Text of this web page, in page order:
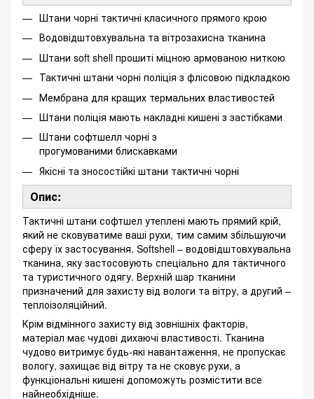
Штани чорні тактичні класичного прямого крою
Водовідштовхувальна та вітрозахисна тканина
Штани soft shell прошиті міцною армованою ниткою
Тактичні штани чорні поліція з флісовою підкладкою
Мембрана для кращих термальних властивостей
Штани поліція мають накладні кишені з застібками
Штани софтшелл чорні з
прогумованими блискавками
Якісні та зносостійкі штани тактичні чорні
Опис:
Тактичні штани софтшел утеплені мають прямий крій,
який не сковуватиме ваші рухи, тим самим збільшуючи
сферу їх застосування. Softshell – водовідштовхувальна
тканина, яку застосовують спеціально для тактичного
та туристичного одягу. Верхній шар тканини
призначений для захисту від вологи та вітру, а другий –
теплоізоляційний.
Крім відмінного захисту від зовнішніх факторів,
матеріал має чудові дихаючі властивості. Тканина
чудово витримує будь-які навантаження, не пропускає
вологу, захищає від вітру та не сковує рухи, а
функціональні кишені допоможуть розмістити все
найнеобхідніше.